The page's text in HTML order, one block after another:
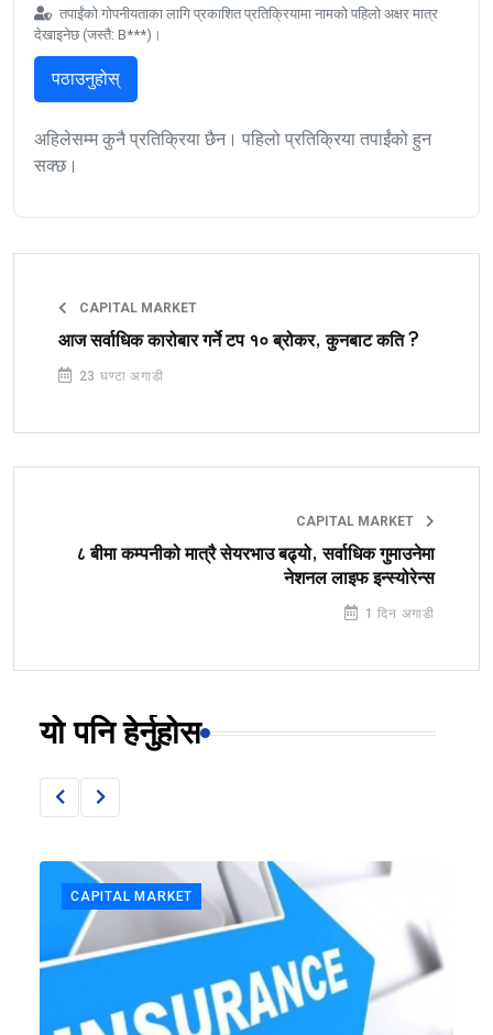
तपाईंको गोपनीयताका लागि प्रकाशित प्रतिक्रियामा नामको पहिलो अक्षर मात्र
देखाइनेछ (जस्तै: B***)।
पठाउनुहोस्
अहिलेसम्म कुनै प्रतिक्रिया छैन। पहिलो प्रतिक्रिया तपाईंको हुन
सक्छ।
CAPITAL MARKET
आज सर्वाधिक कारोबार गर्ने टप १० ब्रोकर, कुनबाट कति ?
23 घण्टा अगाडी
CAPITAL MARKET
८ बीमा कम्पनीको मात्रै सेयरभाउ बढ्यो, सर्वाधिक गुमाउनेमा
नेशनल लाइफ इन्स्योरेन्स
1 दिन अगाडी
यो पनि हेर्नुहोस
CAPITAL MARKET